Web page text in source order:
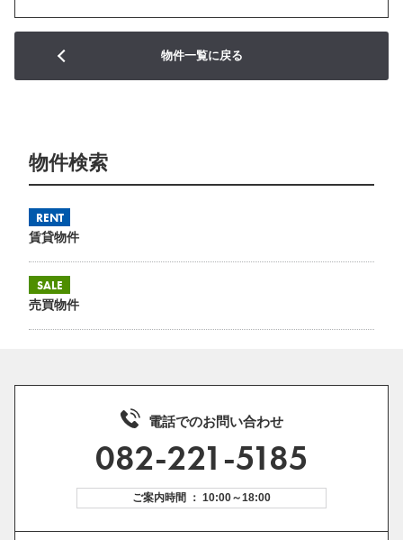
物件一覧に戻る
物件検索
RENT
賃貸物件
SALE
売買物件
電話でのお問い合わせ
082-221-5185
ご案内時間 ： 10:00～18:00